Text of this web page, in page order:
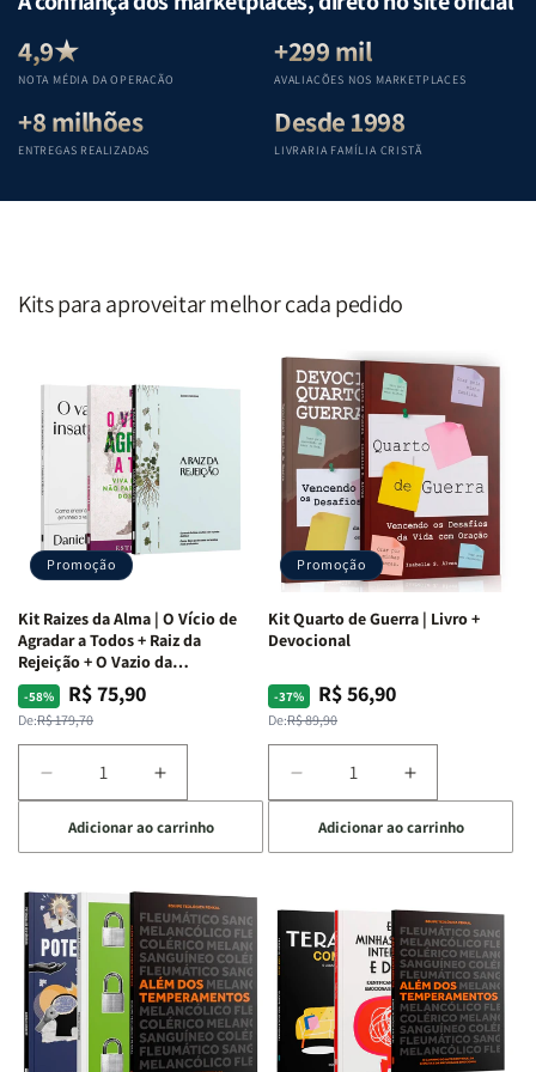
Equipe
Teológica
Penkal
Equipe
Penkal
Equipe
Teológica
Penkal
Equipe
4,9★
NOTA MÉDIA DA OPERAÇÃO
+299 mil
AVALIAÇÕES NOS MARKETPLACES
+8 milhões
ENTREGAS REALIZADAS
Desde 1998
LIVRARIA FAMÍLIA CRISTÃ
Kits para aproveitar melhor cada pedido
Promoção
Kit Raizes da Alma | O Vício de
Agradar a Todos + Raiz da
Rejeição + O Vazio da
Insatisfação.
-58%
Preço
normal
De:R$ 179,70
Preço
promocional
R$ 75,90
Diminuir
a
quantidade
de
Raizes
da
Alma
|
O
Vício
Aumentar
a
quantidade
de
Raizes
da
Alma
|
O
Vício
de
Adicionar ao carrinho
Promoção
Kit Quarto de Guerra | Livro +
Devocional
-37%
Preço
normal
De:R$ 89,90
Preço
promocional
R$ 56,90
Diminuir
a
quantidade
de
Quarto
de
Guerra
Livro
+
Devocional
Aumentar
a
quantidade
de
Quarto
de
Guerra
|
Livro
+
Devocional
Adicionar ao carrinho